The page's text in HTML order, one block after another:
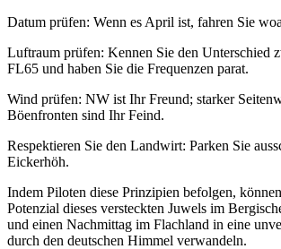
Datum prüfen: Wenn es April ist, fahren Sie
Luftraum prüfen: Kennen Sie den Unterschied
FL65 und haben Sie die Frequenzen parat.
Wind prüfen: NW ist Ihr Freund; starker
Böenfronten sind Ihr Feind.
Respektieren Sie den Landwirt: Parken Sie
Eickerhöh.
Indem Piloten diese Prinzipien befolgen,
Potenzial dieses versteckten Juwels im
und einen Nachmittag im Flachland in eine
durch den deutschen Himmel verwandeln.